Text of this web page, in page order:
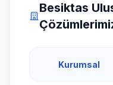
Besiktas
Kurumsal